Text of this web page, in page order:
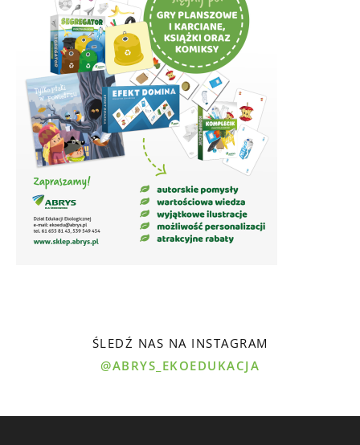
ŚLEDŹ NAS NA INSTAGRAM
@ABRYS_EKOEDUKACJA